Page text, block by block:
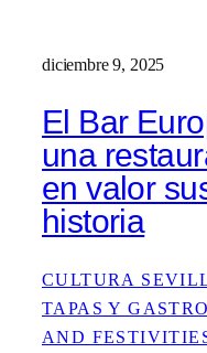
diciembre 9, 2025
El Bar
una
en valor
historia
CULTURA
TAPAS Y
AND